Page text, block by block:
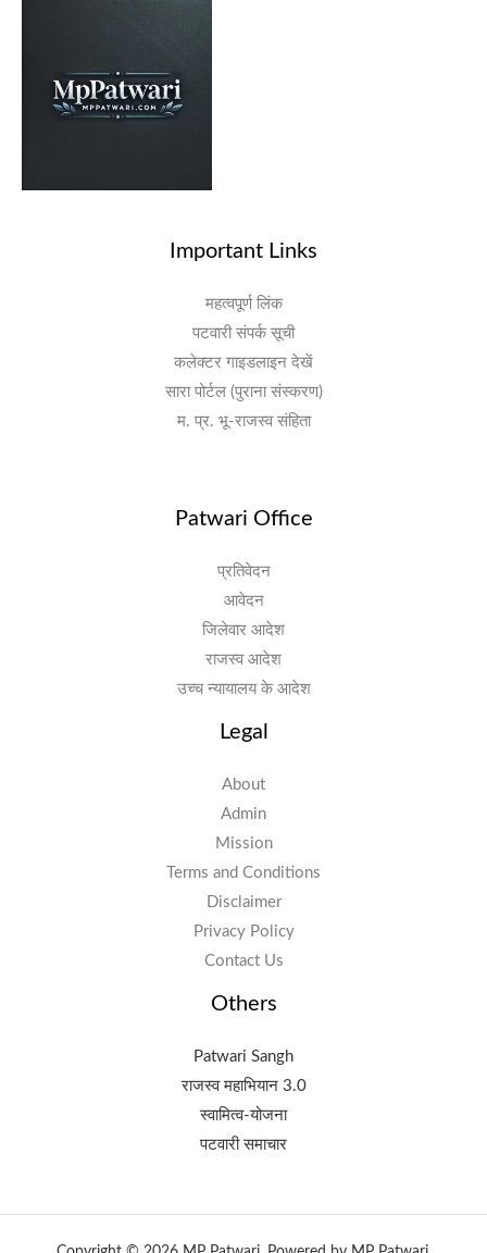
Important Links
महत्वपूर्ण लिंक
पटवारी संपर्क सूची
कलेक्टर गाइडलाइन देखें
सारा पोर्टल (पुराना संस्करण)
म. प्र. भू-राजस्व संहिता
Patwari Office
प्रतिवेदन
आवेदन
जिलेवार आदेश
राजस्व आदेश
उच्च न्यायालय के आदेश
Legal
About
Admin
Mission
Terms and Conditions
Disclaimer
Privacy Policy
Contact Us
Others
Patwari Sangh
राजस्व महाभियान 3.0
स्वामित्व-योजना
पटवारी समाचार